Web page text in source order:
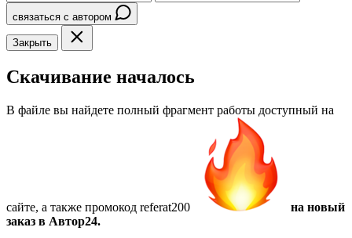
связаться с автором
Закрыть
Скачивание началось
В файле вы найдете полный фрагмент работы доступный на
сайте, а также промокод referat200
на новый
заказ в Автор24.